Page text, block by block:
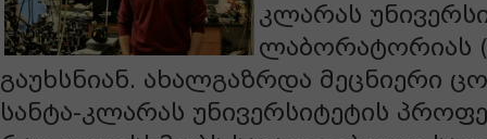
კლარას
ლაბორატორიას
გაუხსნიან. ახალგაზრდა მეცნიერი
სანტა-კლარას უნივერსიტეტის